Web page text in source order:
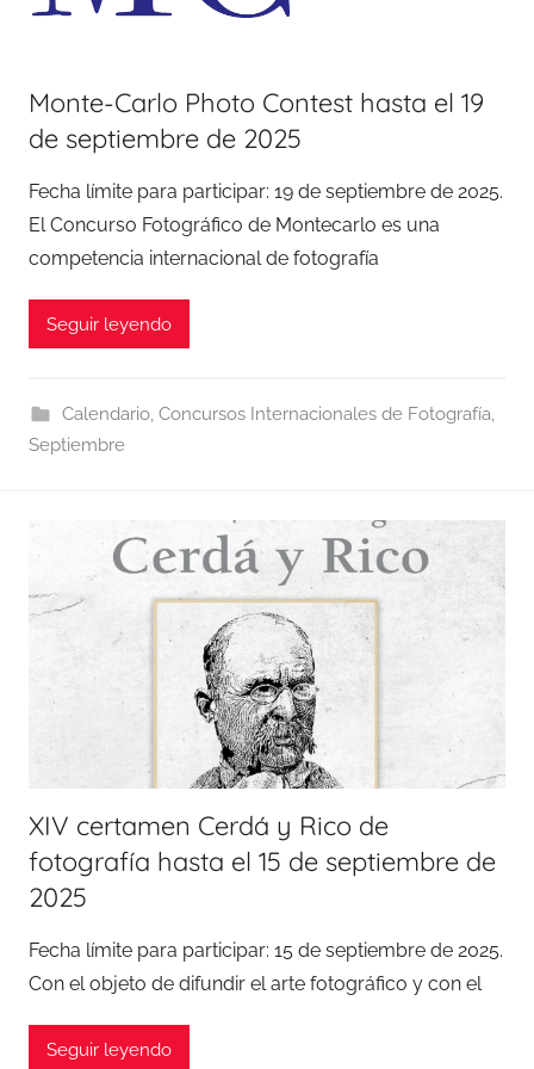
Monte-Carlo Photo Contest hasta el 19
de septiembre de 2025
Fecha límite para participar: 19 de septiembre de 2025.
El Concurso Fotográfico de Montecarlo es una
competencia internacional de fotografía
Seguir leyendo
Calendario, Concursos Internacionales de Fotografía,
Septiembre
XIV certamen Cerdá y Rico de
fotografía hasta el 15 de septiembre de
2025
Fecha límite para participar: 15 de septiembre de 2025.
Con el objeto de difundir el arte fotográfico y con el
Seguir leyendo